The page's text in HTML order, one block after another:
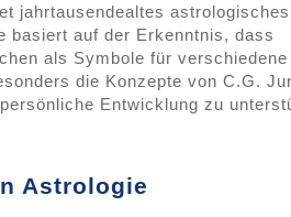
jahrtausendealtes
basiert auf der Erkenntnis, dass
als Symbole für
die Konzepte von C.G.
Entwicklung zu
Astrologie